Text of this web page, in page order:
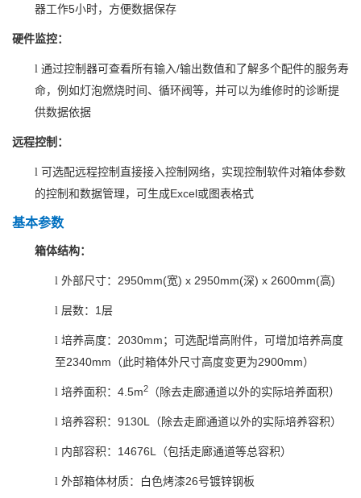
器工作5小时，方便数据保存
硬件监控：
l 通过控制器可查看所有输入/输出数值和了解多个配件的服务寿
命，例如灯泡燃烧时间、循环阀等，并可以为维修时的诊断提
供数据依据
远程控制：
l 可选配远程控制直接接入控制网络，实现控制软件对箱体参数
的控制和数据管理，可生成Excel或图表格式
基本参数
箱体结构：
l 外部尺寸： 2950mm(宽) x 2950mm(深) x 2600mm(高)
l 层数： 1 层
l 培养高度： 2030mm ；可选配增高附件，可增加培养高度
至2340mm （此时箱体外尺寸高度变更为2900mm）
l 培养面积： 4.5m2 （除去走廊通道以外的实际培养面积）
l 培养容积： 9130L （除去走廊通道以外的实际培养容积）
l 内部容积： 14676L （包括走廊通道等总容积）
l 外部箱体材质：白色烤漆26号镀锌钢板